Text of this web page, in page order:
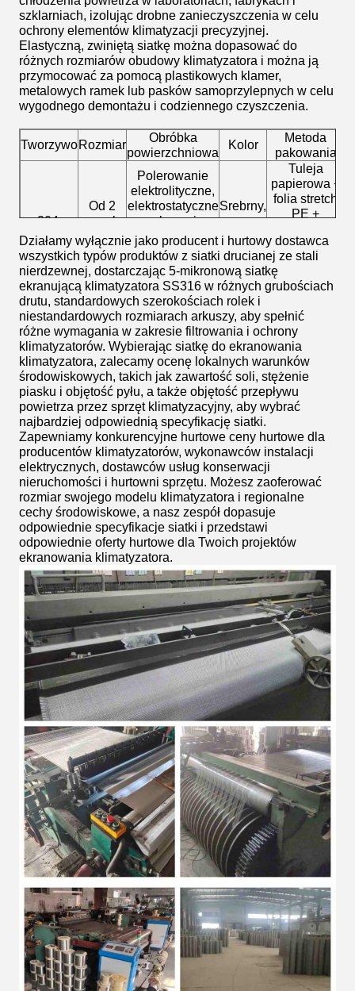
szklarniach, izolując drobne zanieczyszczenia w celu
ochrony elementów klimatyzacji precyzyjnej.
Elastyczną, zwiniętą siatkę można dopasować do
różnych rozmiarów obudowy klimatyzatora i można ją
przymocować za pomocą plastikowych klamer,
metalowych ramek lub pasków samoprzylepnych w celu
wygodnego demontażu i codziennego czyszczenia.
TworzywoRozmiar
Obróbka
powierzchniowa
Kolor
Metoda
pakowania
304,
316,316L
Od 2
oczek
do 500
oczek
Polerowanie
elektrolityczne,
elektrostatyczne
malowanie
proszkowe,
PCV,
pasywacja
ciągnienia drutu
Srebrny,
czarny,
szary,
zielony
Tuleja
papierowa +
folia stretch
PE +
wodoodporny
papier kraft +
tkana torba
PP
Działamy wyłącznie jako producent i hurtowy dostawca
wszystkich typów produktów z siatki drucianej ze stali
nierdzewnej, dostarczając 5-mikronową siatkę
ekranującą klimatyzatora SS316 w różnych grubościach
drutu, standardowych szerokościach rolek i
niestandardowych rozmiarach arkuszy, aby spełnić
różne wymagania w zakresie filtrowania i ochrony
klimatyzatorów. Wybierając siatkę do ekranowania
klimatyzatora, zalecamy ocenę lokalnych warunków
środowiskowych, takich jak zawartość soli, stężenie
piasku i objętość pyłu, a także objętość przepływu
powietrza przez sprzęt klimatyzacyjny, aby wybrać
najbardziej odpowiednią specyfikację siatki.
Zapewniamy konkurencyjne hurtowe ceny hurtowe dla
producentów klimatyzatorów, wykonawców instalacji
elektrycznych, dostawców usług konserwacji
nieruchomości i hurtowni sprzętu. Możesz zaoferować
rozmiar swojego modelu klimatyzatora i regionalne
cechy środowiskowe, a nasz zespół dopasuje
odpowiednie specyfikacje siatki i przedstawi
odpowiednie oferty hurtowe dla Twoich projektów
ekranowania klimatyzatora.